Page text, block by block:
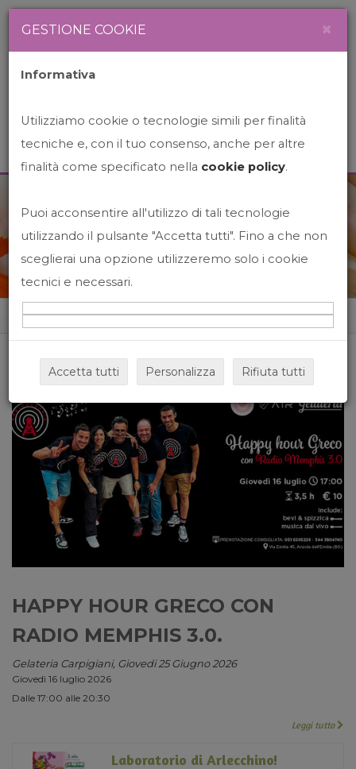
News&Events
Home News&events
HAPPY HOUR GRECO CON
RADIO MEMPHIS 3.0.
Gelateria Carpigiani, Giovedi 25 Giugno 2026
Giovedì 16 luglio 2026
Dalle 17:00 alle 20:30
Leggi tutto
Laboratorio di Arlecchino!
GESTIONE COOKIE ×
Informativa
Utilizziamo cookie o tecnologie simili per finalità
tecniche e, con il tuo consenso, anche per altre
finalità come specificato nella cookie policy.
Puoi acconsentire all'utilizzo di tali tecnologie
utilizzando il pulsante "Accetta tutti". Fino a che non
sceglierai una opzione utilizzeremo solo i cookie
tecnici e necessari.
Accetta tutti Personalizza Rifiuta tutti